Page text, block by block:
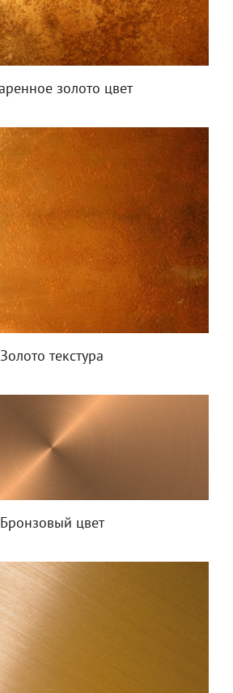
золото цвет
Золото текстура
Бронзовый цвет